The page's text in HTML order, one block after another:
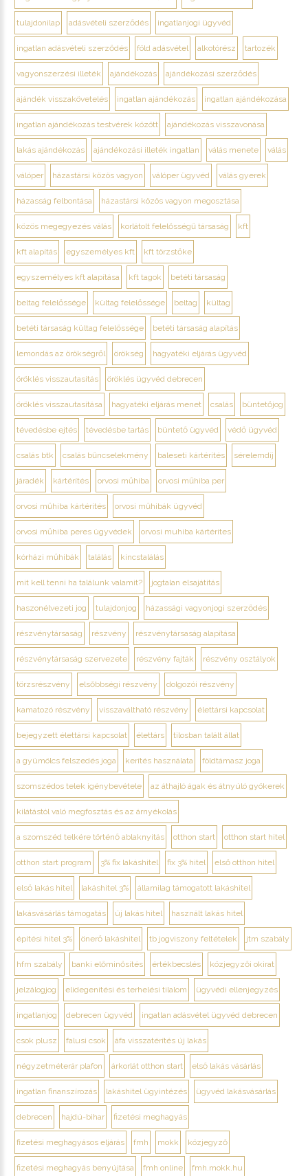
tulajdonilap adásvételi szerződés ingatlanjogi ügyvéd
ingatlan adásvételi szerződés föld adásvétel alkotórész tartozék
vagyonszerzési illeték ajándékozás ajándékozási szerződés
ajándék visszakövetelés ingatlan ajándékozás ingatlan ajándékozása
ingatlan ajándékozás testvérek között ajándékozás visszavonása
lakás ajándékozás ajándékozási illeték ingatlan válás menete válás
válóper házastársi közös vagyon válóper ügyvéd válás gyerek
házasság felbontása házastársi közös vagyon megosztása
közös megegyezés válás korlátolt felelősségű társaság kft
kft alapítás egyszemélyes kft kft törzstőke
egyszemélyes kft alapítása kft tagok betéti társaság
beltag felelőssége kültag felelőssége beltag kültag
betéti társaság kültag felelőssége betéti társaság alapítás
lemondás az örökségről örökség hagyatéki eljárás ügyvéd
öröklés visszautasítás öröklés ügyvéd debrecen
öröklés visszautasítása hagyatéki eljárás menet csalás büntetőjog
tévedésbe ejtés tévedésbe tartás büntető ügyvéd védő ügyvéd
csalás btk csalás bűncselekmény baleseti kártérítés sérelemdíj
járadék kártérítés orvosi műhiba orvosi műhiba per
orvosi műhiba kártérítés orvosi műhibák ügyvéd
orvosi műhiba peres ügyvédek orvosi muhiba kártérítes
kórházi műhibák találás kincstalálás
mit kell tenni ha találunk valamit? jogtalan elsajátítás
haszonélvezeti jog tulajdonjog házassági vagyonjogi szerződés
részvénytársaság részvény részvénytársaság alapítása
részvénytársaság szervezete részvény fajták részvény osztályok
törzsrészvény elsőbbségi részvény dolgozói részvény
kamatozó részvény visszaváltható részvény élettársi kapcsolat
bejegyzett élettársi kapcsolat élettárs tilosban talált állat
a gyümölcs felszedés joga kerítés használata földtámasz joga
szomszédos telek igénybevétele az áthajló ágak és átnyúló gyökerek
kilátástól való megfosztás és az árnyékolás
a szomszéd telkére történő ablaknyitás otthon start otthon start hitel
otthon start program 3% fix lakáshitel fix 3% hitel első otthon hitel
első lakás hitel lakáshitel 3% államilag támogatott lakáshitel
lakásvásárlás támogatás új lakás hitel használt lakás hitel
építési hitel 3% önerő lakáshitel tb jogviszony feltételek jtm szabály
hfm szabály banki előminősítés értékbecslés közjegyzői okirat
jelzálogjog elidegenítési és terhelési tilalom ügyvédi ellenjegyzés
ingatlanjog debrecen ügyvéd ingatlan adásvétel ügyvéd debrecen
csok plusz falusi csok áfa visszatérítés új lakás
négyzetméterár plafon árkorlát otthon start első lakás vásárlás
ingatlan finanszírozás lakáshitel ügyintézés ügyvéd lakásvásárlás
debrecen hajdú-bihar fizetési meghagyás
fizetési meghagyásos eljárás fmh mokk közjegyző
fizetési meghagyás benyújtása fmh online fmh.mokk.hu